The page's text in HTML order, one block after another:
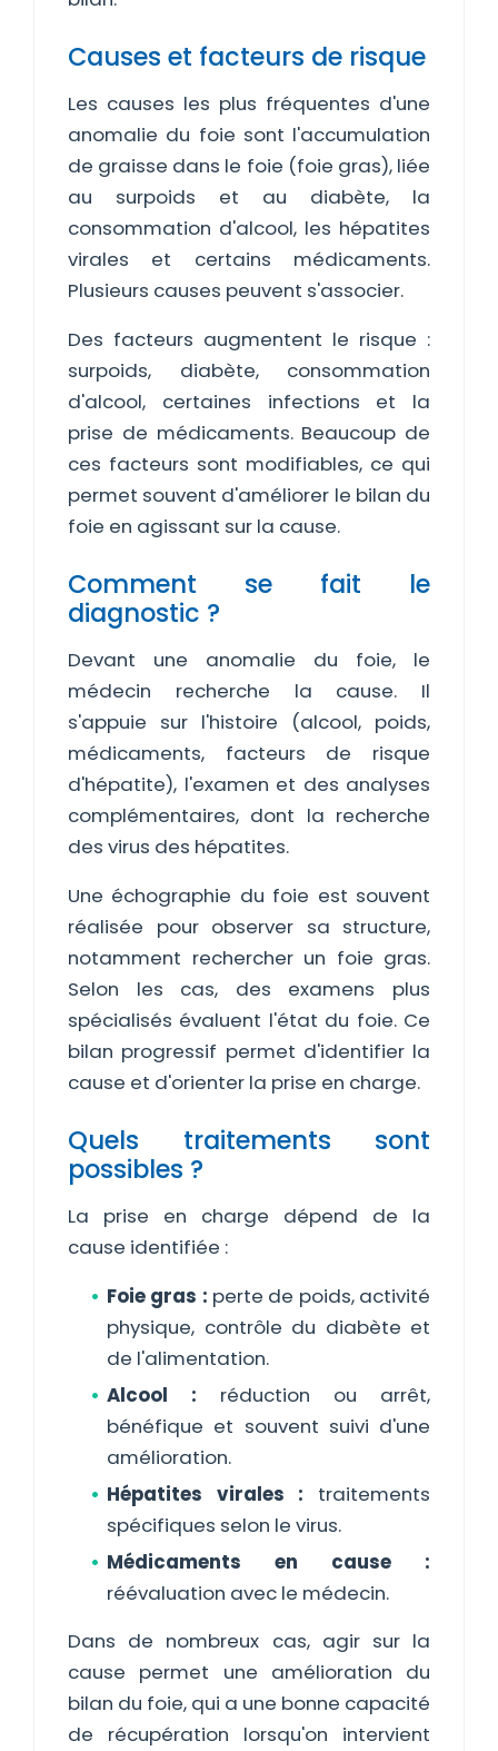
Causes et facteurs de risque
Les causes les plus fréquentes d'une
anomalie du foie sont l'accumulation
de graisse dans le foie (foie gras), liée
au surpoids et au diabète, la
consommation d'alcool, les hépatites
virales et certains médicaments.
Plusieurs causes peuvent s'associer.
Des facteurs augmentent le risque :
surpoids, diabète, consommation
d'alcool, certaines infections et la
prise de médicaments. Beaucoup de
ces facteurs sont modifiables, ce qui
permet souvent d'améliorer le bilan du
foie en agissant sur la cause.
Comment se fait le
diagnostic ?
Devant une anomalie du foie, le
médecin recherche la cause. Il
s'appuie sur l'histoire (alcool, poids,
médicaments, facteurs de risque
d'hépatite), l'examen et des analyses
complémentaires, dont la recherche
des virus des hépatites.
Une échographie du foie est souvent
réalisée pour observer sa structure,
notamment rechercher un foie gras.
Selon les cas, des examens plus
spécialisés évaluent l'état du foie. Ce
bilan progressif permet d'identifier la
cause et d'orienter la prise en charge.
Quels traitements sont
possibles ?
La prise en charge dépend de la
cause identifiée :
Foie gras : perte de poids, activité
physique, contrôle du diabète et
de l'alimentation.
Alcool : réduction ou arrêt,
bénéfique et souvent suivi d'une
amélioration.
Hépatites virales : traitements
spécifiques selon le virus.
Médicaments en cause :
réévaluation avec le médecin.
Dans de nombreux cas, agir sur la
cause permet une amélioration du
bilan du foie, qui a une bonne capacité
de récupération lorsqu'on intervient